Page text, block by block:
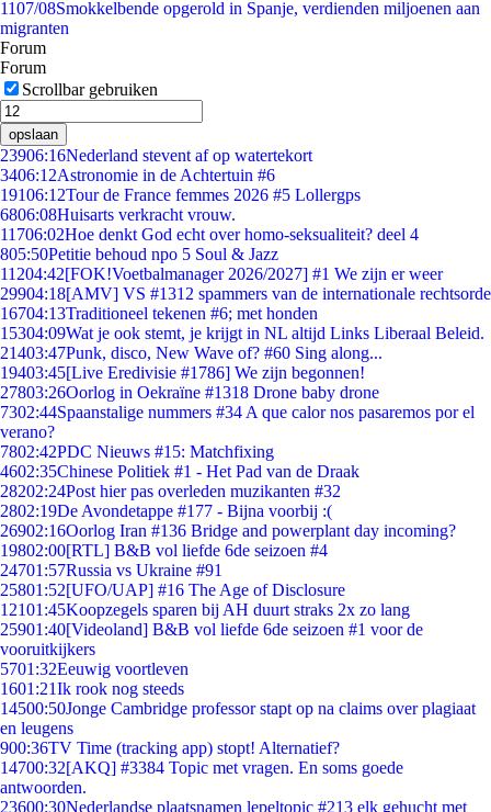
1107/08Smokkelbende opgerold in Spanje, verdienden miljoenen aan
migranten
Forum
Forum
Scrollbar gebruiken
opslaan
23906:16Nederland stevent af op watertekort
3406:12Astronomie in de Achtertuin #6
19106:12Tour de France femmes 2026 #5 Lollergps
6806:08Huisarts verkracht vrouw.
11706:02Hoe denkt God echt over homo-seksualiteit? deel 4
805:50Petitie behoud npo 5 Soul & Jazz
11204:42[FOK!Voetbalmanager 2026/2027] #1 We zijn er weer
29904:18[AMV] VS #1312 spammers van de internationale rechtsorde
16704:13Traditioneel tekenen #6; met honden
15304:09Wat je ook stemt, je krijgt in NL altijd Links Liberaal Beleid.
21403:47Punk, disco, New Wave of? #60 Sing along...
19403:45[Live Eredivisie #1786] We zijn begonnen!
27803:26Oorlog in Oekraïne #1318 Drone baby drone
7302:44Spaanstalige nummers #34 A que calor nos pasaremos por el
verano?
7802:42PDC Nieuws #15: Matchfixing
4602:35Chinese Politiek #1 - Het Pad van de Draak
28202:24Post hier pas overleden muzikanten #32
2802:19De Avondetappe #177 - Bijna voorbij :(
26902:16Oorlog Iran #136 Bridge and powerplant day incoming?
19802:00[RTL] B&B vol liefde 6de seizoen #4
24701:57Russia vs Ukraine #91
25801:52[UFO/UAP] #16 The Age of Disclosure
12101:45Koopzegels sparen bij AH duurt straks 2x zo lang
25901:40[Videoland] B&B vol liefde 6de seizoen #1 voor de
vooruitkijkers
5701:32Eeuwig voortleven
1601:21Ik rook nog steeds
14500:50Jonge Cambridge professor stapt op na claims over plagiaat
en leugens
900:36TV Time (tracking app) stopt! Alternatief?
14700:32[AKQ] #3384 Topic met vragen. En soms goede
antwoorden.
23600:30Nederlandse plaatsnamen lepeltopic #213 elk gehucht met